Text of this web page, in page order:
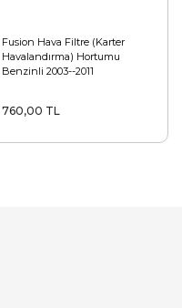
Fusion Hava Filtre (Karter
Havalandırma) Hortumu
Benzinli 2003--2011
760,00 TL